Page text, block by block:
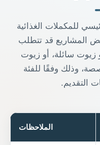
للمكملات الغذائية
المشاريع قد تتطلب
زيوت سائلة، أو زيوت
وذلك وفقًا للفئة
التقديم.
الملاحظات